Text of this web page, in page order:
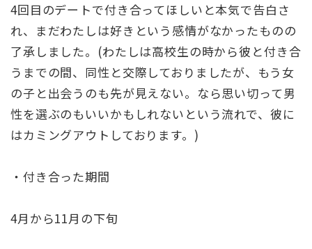
4回目のデートで付き合ってほしいと本気で告白さ
れ、まだわたしは好きという感情がなかったものの
了承しました。(わたしは高校生の時から彼と付き合
うまでの間、同性と交際しておりましたが、もう女
の子と出会うのも先が見えない。なら思い切って男
性を選ぶのもいいかもしれないという流れで、彼に
はカミングアウトしております。)
・付き合った期間
4月から11月の下旬